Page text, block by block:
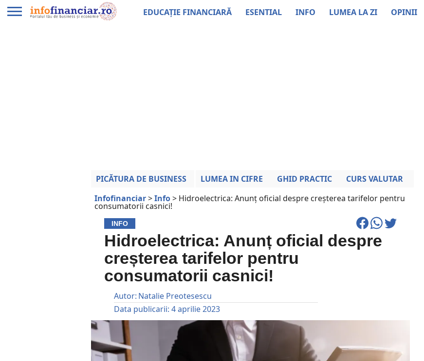
EDUCAȚIE FINANCIARĂ ESENTIAL INFO LUMEA LA ZI OPINII
PICĂTURA DE BUSINESS LUMEA IN CIFRE GHID PRACTIC
CURS VALUTAR
Infofinanciar>Info> Hidroelectrica: Anunț oficial despre creșterea tarifelor pentru
consumatorii casnici!
INFO
Hidroelectrica: Anunț oficial despre
creșterea tarifelor pentru
consumatorii casnici!
Autor: Natalie Preotesescu
Data publicarii: 4 aprilie 2023